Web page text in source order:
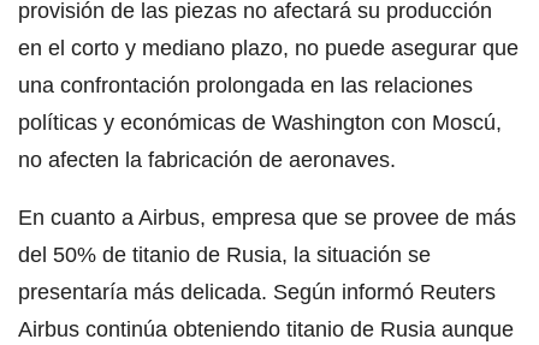
provisión de las piezas no afectará su producción
en el corto y mediano plazo, no puede asegurar que
una confrontación prolongada en las relaciones
políticas y económicas de Washington con Moscú,
no afecten la fabricación de aeronaves.
En cuanto a Airbus, empresa que se provee de más
del 50% de titanio de Rusia, la situación se
presentaría más delicada. Según informó Reuters
Airbus continúa obteniendo titanio de Rusia aunque